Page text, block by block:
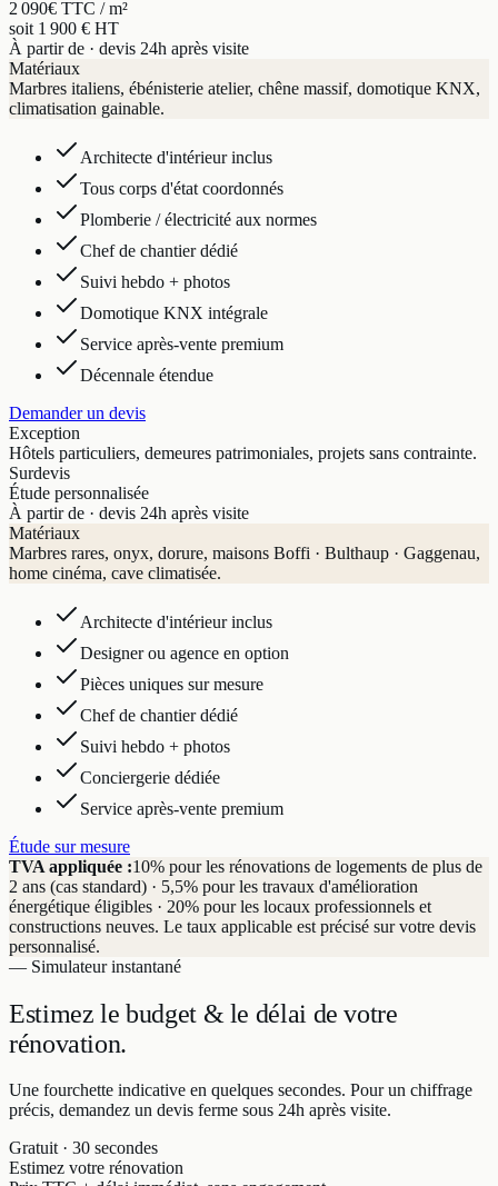
2 090€ TTC / m²
soit 1 900 € HT
À partir de · devis 24h après visite
Matériaux
Marbres italiens, ébénisterie atelier, chêne massif, domotique KNX,
climatisation gainable.
Architecte d'intérieur inclus
Tous corps d'état coordonnés
Plomberie / électricité aux normes
Chef de chantier dédié
Suivi hebdo + photos
Domotique KNX intégrale
Service après-vente premium
Décennale étendue
Demander un devis
Exception
Hôtels particuliers, demeures patrimoniales, projets sans contrainte.
Surdevis
Étude personnalisée
À partir de · devis 24h après visite
Matériaux
Marbres rares, onyx, dorure, maisons Boffi · Bulthaup · Gaggenau,
home cinéma, cave climatisée.
Architecte d'intérieur inclus
Designer ou agence en option
Pièces uniques sur mesure
Chef de chantier dédié
Suivi hebdo + photos
Conciergerie dédiée
Service après-vente premium
Étude sur mesure
TVA appliquée :10% pour les rénovations de logements de plus de
2 ans (cas standard) · 5,5% pour les travaux d'amélioration
énergétique éligibles · 20% pour les locaux professionnels et
constructions neuves. Le taux applicable est précisé sur votre devis
personnalisé.
— Simulateur instantané
Estimez le budget & le délai de votre
rénovation.
Une fourchette indicative en quelques secondes. Pour un chiffrage
précis, demandez un devis ferme sous 24h après visite.
Gratuit · 30 secondes
Estimez votre rénovation